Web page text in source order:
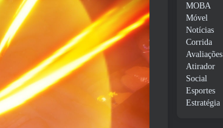
MOBA
Móvel
Notícias
Corrida
Avaliações
Atirador
Social
Esportes
Estratégia